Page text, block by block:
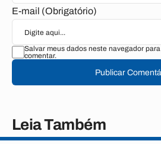
E-mail (Obrigatório)
Salvar meus dados neste navegador
comentar.
Publicar
Leia Também